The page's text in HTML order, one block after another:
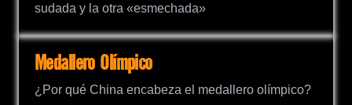
sudada y la otra «esmechada»
Medallero Olímpico
¿Por qué China encabeza el medallero olímpico?